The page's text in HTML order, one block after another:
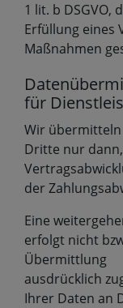
1 lit. b DSGVO,
Erfüllung eines
Maßnahmen
für
Wir übermitteln
Dritte nur
der
Eine
erfolgt nicht
Übermittlung
ausdrücklich
Ihrer Daten an